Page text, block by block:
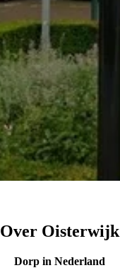
Over Oisterwijk
Dorp in Nederland